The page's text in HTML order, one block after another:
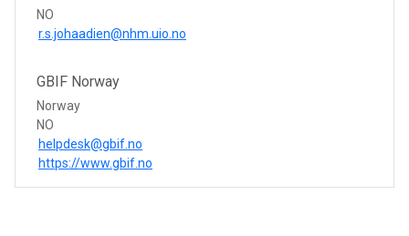
NO
r.s.johaadien@nhm.uio.no
GBIF Norway
Norway
NO
helpdesk@gbif.no
https://www.gbif.no